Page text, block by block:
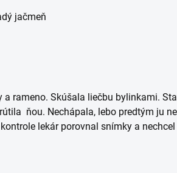
jačmeň
rameno. Skúšala liečbu bylinkami.
ňou. Nechápala, lebo predtým ju
lekár porovnal snímky a